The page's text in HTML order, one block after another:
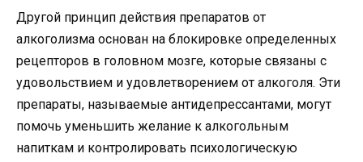
Другой принцип действия препаратов от
алкоголизма основан на блокировке определенных
рецепторов в головном мозге, которые связаны с
удовольствием и удовлетворением от алкоголя. Эти
препараты, называемые антидепрессантами, могут
помочь уменьшить желание к алкогольным
напиткам и контролировать психологическую